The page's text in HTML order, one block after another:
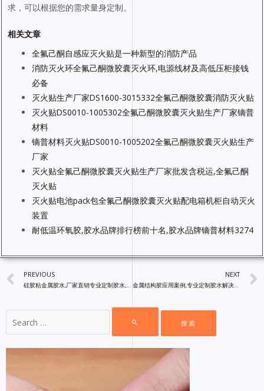
求，可以根据您的需求量身定制。
相关文章
全氟己酮自感应灭火贴是一种新型的消防产品
消防灭火环全氟己酮微胶囊灭火环,电源线材及高低压柜接钱
必备
灭火贴生产厂家DS1600-3015332全氟己酮微胶囊消防灭火贴
灭火贴DS0010-1005302全氟己酮微胶囊灭火贴生产厂家镝普
材料
镝普材料灭火贴DS0010-1005202全氟己酮微胶囊灭火贴生产
厂家
灭火贴全氟己酮微胶囊灭火贴生产厂家批发含税运,全氟己酮
灭火贴
灭火贴电池pack包全氟己酮微胶囊灭火贴配电箱机柜自动灭火
装置
耐低温环氧胶,胶水品牌排行榜前十名,胶水品牌镝普材料3274
PREVIOUS
硅胶粘金属胶水,厂家直销专业定制胶水,中国工业胶水批发网
NEXT
金属结构胶应用案例,专业定制胶水解决难题